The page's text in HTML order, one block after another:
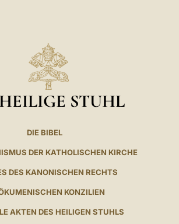
HEILIGE STUHL
DIE BIBEL
DER KATHOLISCHEN KIRCHE
DES KANONISCHEN RECHTS
KONZILIEN
AKTEN DES HEILIGEN STUHLS